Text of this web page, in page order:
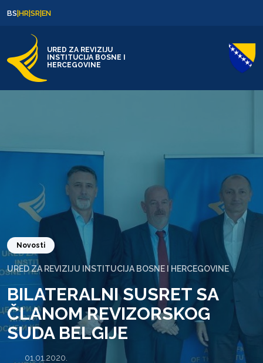
BS|HR|SR|EN
URED ZA REVIZIJU
INSTITUCIJA BOSNE I
HERCEGOVINE
Novosti
URED ZA REVIZIJU INSTITUCIJA BOSNE I HERCEGOVINE
BILATERALNI SUSRET SA
ČLANOM REVIZORSKOG
SUDA BELGIJE
01.01.2020.